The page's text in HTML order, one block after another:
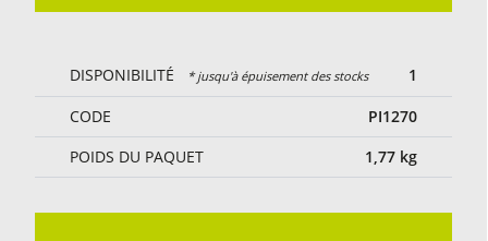
DISPONIBILITÉ * jusqu'à épuisement des stocks
1
CODE
PI1270
POIDS DU PAQUET
1,77 kg